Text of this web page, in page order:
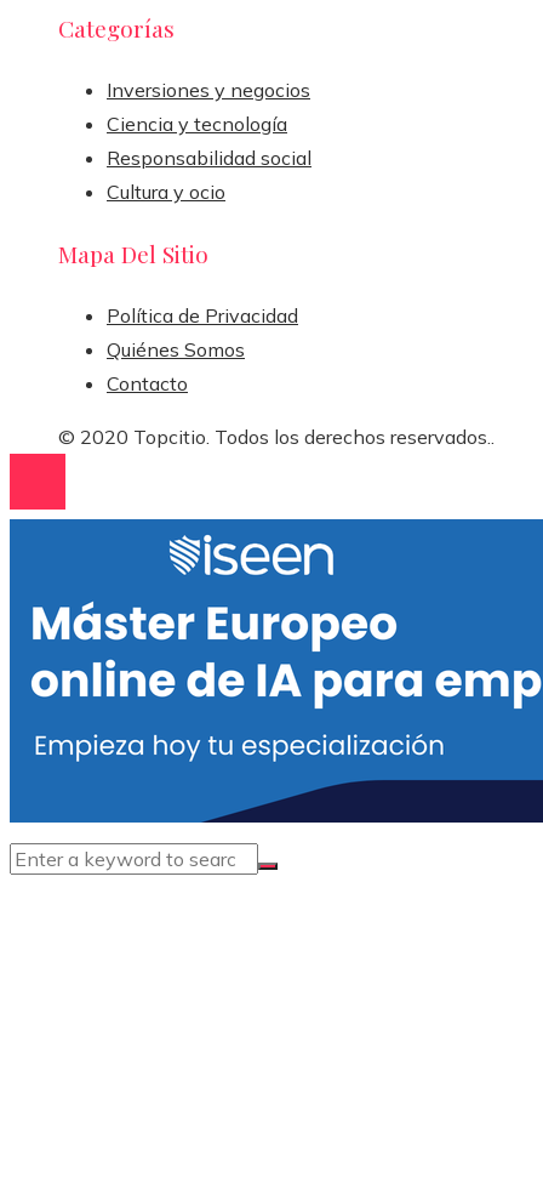
Categorías
Inversiones y negocios
Ciencia y tecnología
Responsabilidad social
Cultura y ocio
Mapa Del Sitio
Política de Privacidad
Quiénes Somos
Contacto
© 2020 Topcitio. Todos los derechos reservados..